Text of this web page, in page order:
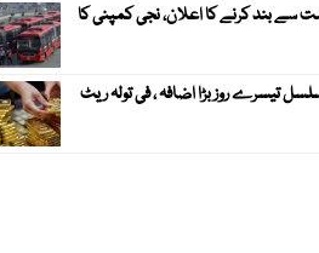
بس سروس 11 اگست سے بند کرنے کا اعلان، نجی کمپنی کا
تیسرے روز بڑا اضافہ ، فی تولہ ریٹ